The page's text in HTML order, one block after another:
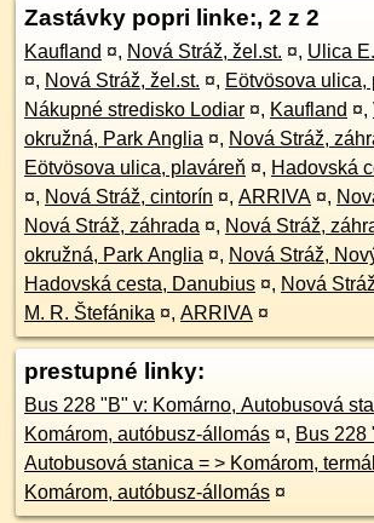
Zastávky popri linke:, 2 z 2
Kaufland ¤, Nová Stráž, žel.st. ¤, Ulica
¤, Nová Stráž, žel.st. ¤, Eötvösova ulica,
Nákupné stredisko Lodiar ¤, Kaufland ¤,
okružná, Park Anglia ¤, Nová Stráž,
Eötvösova ulica, plaváreň ¤, Hadovská
¤, Nová Stráž, cintorín ¤, ARRIVA ¤,
Nová Stráž, záhrada ¤, Nová Stráž,
okružná, Park Anglia ¤, Nová Stráž,
Hadovská cesta, Danubius ¤, Nová
M. R. Štefánika ¤, ARRIVA ¤
prestupné linky:
Bus 228 "B" v: Komárno, Autobusová
Komárom, autóbusz-állomás ¤, Bus 228
Autobusová stanica = > Komárom, termálfürdő = >
Komárom, autóbusz-állomás ¤